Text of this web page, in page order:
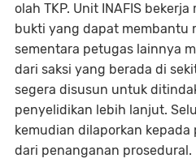
olah TKP. Unit INAFIS
bukti yang dapat membantu
sementara petugas lainnya
dari saksi yang berada di
segera disusun untuk
penyelidikan lebih lanjut.
kemudian dilaporkan
dari penanganan prosedural.